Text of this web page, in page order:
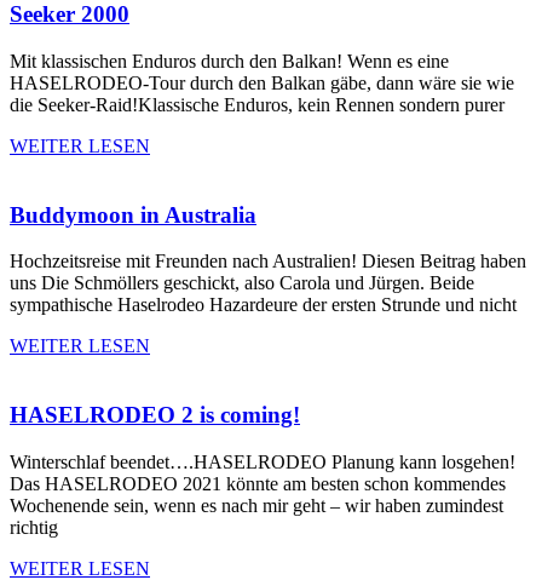
Seeker 2000
Mit klassischen Enduros durch den Balkan! Wenn es eine
HASELRODEO-Tour durch den Balkan gäbe, dann wäre sie wie
die Seeker-Raid!Klassische Enduros, kein Rennen sondern purer
WEITER LESEN
Buddymoon in Australia
Hochzeitsreise mit Freunden nach Australien! Diesen Beitrag haben
uns Die Schmöllers geschickt, also Carola und Jürgen. Beide
sympathische Haselrodeo Hazardeure der ersten Strunde und nicht
WEITER LESEN
HASELRODEO 2 is coming!
Winterschlaf beendet….HASELRODEO Planung kann losgehen!
Das HASELRODEO 2021 könnte am besten schon kommendes
Wochenende sein, wenn es nach mir geht – wir haben zumindest
richtig
WEITER LESEN